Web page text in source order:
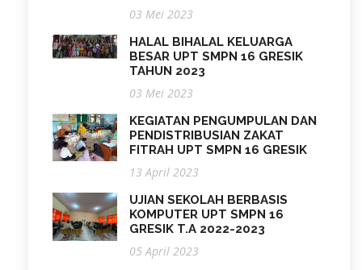
03 Mei 2023
HALAL BIHALAL KELUARGA
BESAR UPT SMPN 16 GRESIK
TAHUN 2023
03 Mei 2023
KEGIATAN PENGUMPULAN DAN
PENDISTRIBUSIAN ZAKAT
FITRAH UPT SMPN 16 GRESIK
13 April 2023
UJIAN SEKOLAH BERBASIS
KOMPUTER UPT SMPN 16
GRESIK T.A 2022-2023
05 April 2023